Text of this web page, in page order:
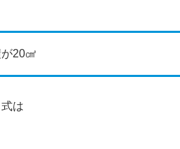
20㎠
は